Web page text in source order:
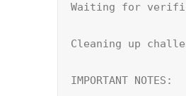
Waiting for
Cleaning up
IMPORTANT NOTES: